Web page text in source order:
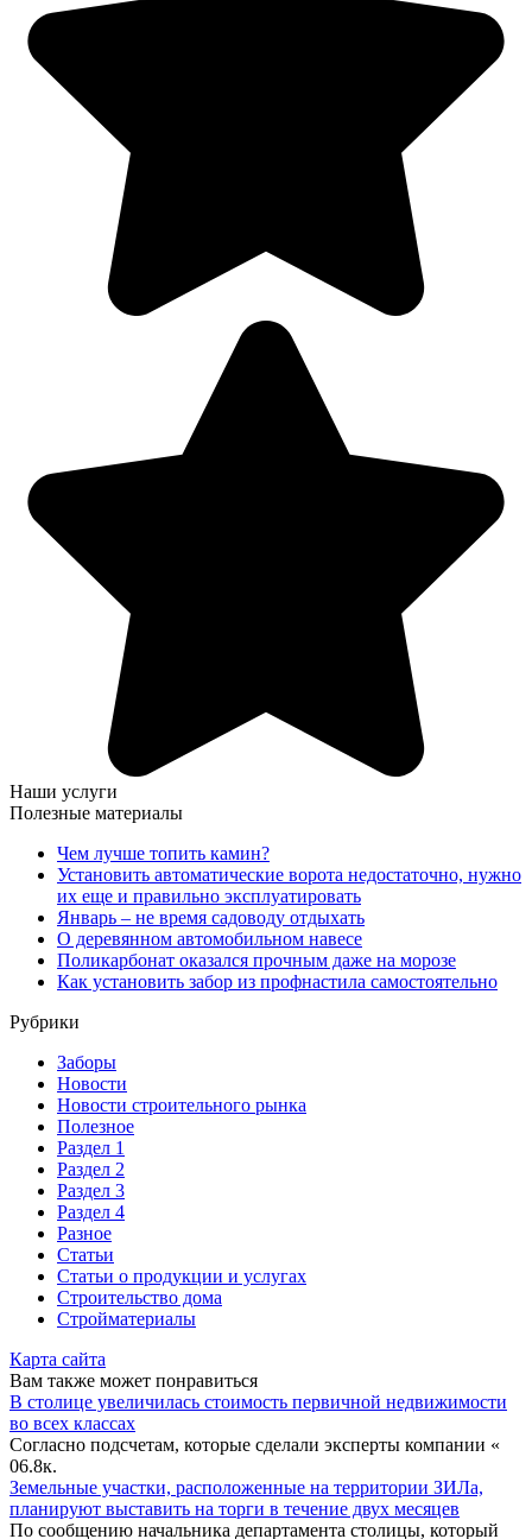
Наши услуги
Полезные материалы
Чем лучше топить камин?
Установить автоматические ворота недостаточно, нужно
их еще и правильно эксплуатировать
Январь – не время садоводу отдыхать
О деревянном автомобильном навесе
Поликарбонат оказался прочным даже на морозе
Как установить забор из профнастила самостоятельно
Рубрики
Заборы
Новости
Новости строительного рынка
Полезное
Раздел 1
Раздел 2
Раздел 3
Раздел 4
Разное
Статьи
Статьи o продукции и услугах
Строительство дома
Стройматериалы
Карта сайта
Вам также может понравиться
В столице увеличилась стоимость первичной недвижимости
во всех классах
Согласно подсчетам, которые сделали эксперты компании «
06.8к.
Земельные участки, расположенные на территории ЗИЛа,
планируют выставить на торги в течение двух месяцев
По сообщению начальника департамента столицы, который